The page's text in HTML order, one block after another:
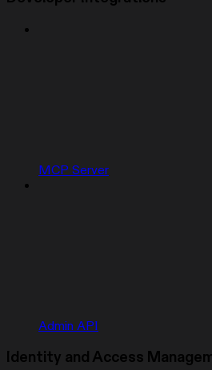
MCP Server
Admin API
Identity and Access